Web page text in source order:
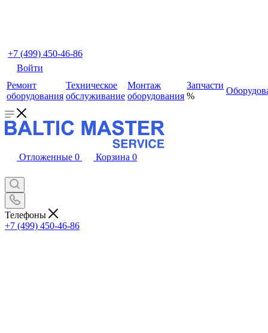
+7 (499) 450-46-86
Войти
Ремонт
оборудования
Техническое
обслуживание
Монтаж
оборудования
Запчасти
%
Отложенные 0 Корзина 0
Телефоны
+7 (499) 450-46-86